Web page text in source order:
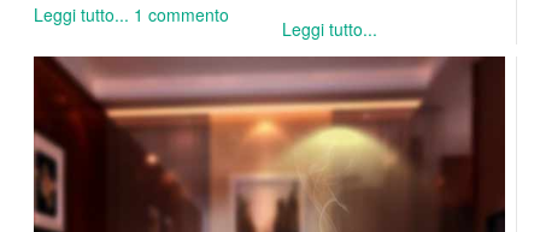
Leggi tutto... 1 commento
Leggi tutto...